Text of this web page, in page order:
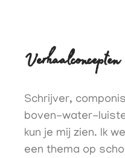
Schrijver,
boven-water-
kun je mij zien. Ik
een thema op